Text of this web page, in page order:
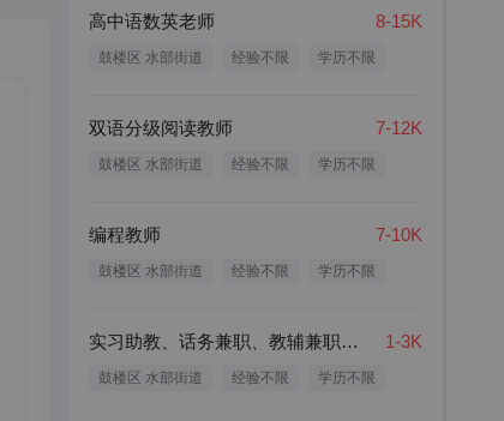
高中语数英老师 8-15K
鼓楼区 水部街道 经验不限 学历不限
双语分级阅读教师 7-12K
鼓楼区 水部街道 经验不限 学历不限
编程教师 7-10K
鼓楼区 水部街道 经验不限 学历不限
实习助教、话务兼职、教辅兼职、市场实习 1-3K
鼓楼区 水部街道 经验不限 学历不限